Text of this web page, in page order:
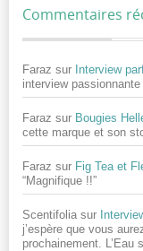
Commentaires
Faraz sur Interview
interview passionnante
Faraz sur Bougies
cette marque et son
Faraz sur Fig Tea et
“Magnifique !!”
Scentifolia sur
j’espère que vous
prochainement. L’Eau